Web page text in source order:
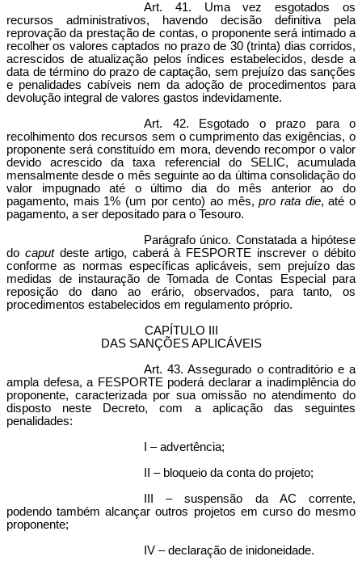
Art. 41. Uma vez esgotados os
recursos administrativos, havendo decisão definitiva pela
reprovação da prestação de contas, o proponente será intimado a
recolher os valores captados no prazo de 30 (trinta) dias corridos,
acrescidos de atualização pelos índices estabelecidos, desde a
data de término do prazo de captação, sem prejuízo das sanções
e penalidades cabíveis nem da adoção de procedimentos para
devolução integral de valores gastos indevidamente.
Art. 42. Esgotado o prazo para o
recolhimento dos recursos sem o cumprimento das exigências, o
proponente será constituído em mora, devendo recompor o valor
devido acrescido da taxa referencial do SELIC, acumulada
mensalmente desde o mês seguinte ao da última consolidação do
valor impugnado até o último dia do mês anterior ao do
pagamento, mais 1% (um por cento) ao mês,pro rata die, até o
pagamento, a ser depositado para o Tesouro.
Parágrafo único. Constatada a hipótese
do caputdeste artigo, caberá à FESPORTE inscrever o débito
conforme as normas específicas aplicáveis, sem prejuízo das
medidas de instauração de Tomada de Contas Especial para
reposição do dano ao erário, observados, para tanto, os
procedimentos estabelecidos em regulamento próprio.
CAPÍTULO III
DAS SANÇÕES APLICÁVEIS
Art. 43. Assegurado o contraditório e a
ampla defesa, a FESPORTE poderá declarar a inadimplência do
proponente, caracterizada por sua omissão no atendimento do
disposto neste Decreto, com a aplicação das seguintes
penalidades:
I – advertência;
II – bloqueio da conta do projeto;
III – suspensão da AC corrente,
podendo também alcançar outros projetos em curso do mesmo
proponente;
IV – declaração de inidoneidade.